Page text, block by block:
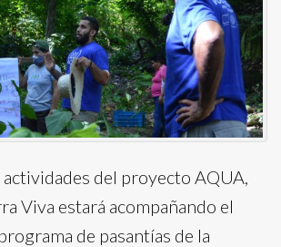
actividades del proyecto AQUA,
Viva estará acompañando el
de pasantías de la